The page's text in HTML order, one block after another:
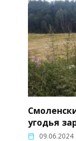
угодья
09.06.2024